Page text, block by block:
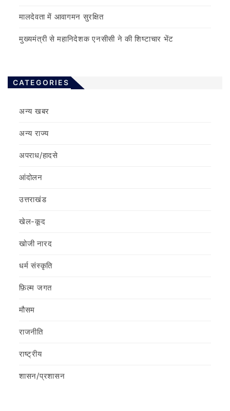
मालदेवता में आवागमन सुरक्षित
मुख्यमंत्री से महानिदेशक एनसीसी ने की शिष्टाचार भेंट
CATEGORIES
अन्य खबर
अन्य राज्य
अपराध/हादसे
आंदोलन
उत्तराखंड
खेल-कूद
खोजी नारद
धर्म संस्कृति
फ़िल्‍म जगत
मौसम
राजनीति
राष्ट्रीय
शासन/प्रशासन